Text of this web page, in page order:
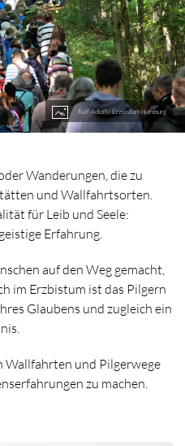
Ralf Adloff/ Erzbistum Hamburg
Wanderungen, die zu
und Wallfahrtsorten.
für Leib und Seele:
Erfahrung.
auf den Weg gemacht,
im Erzbistum ist das Pilgern
Glaubens und zugleich ein
Wallfahrten und Pilgerwege
zu machen.